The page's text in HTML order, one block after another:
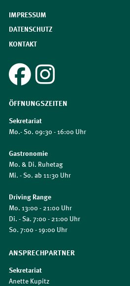
IMPRESSUM
DATENSCHUTZ
KONTAKT
ÖFFNUNGSZEITEN
Sekretariat
Mo.- So. 09:30 - 16:00 Uhr
Gastronomie
Mo. & Di. Ruhetag
Mi. - So. ab 11:30 Uhr
Driving Range
Mo. 13:00 - 21:00 Uhr
Di. - Sa. 7:00 - 21:00 Uhr
So. 7:00 - 19:00 Uhr
ANSPRECHPARTNER
Sekretariat
Anette Kupitz